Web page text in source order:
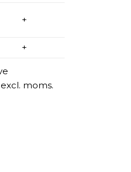
+
+
moms.